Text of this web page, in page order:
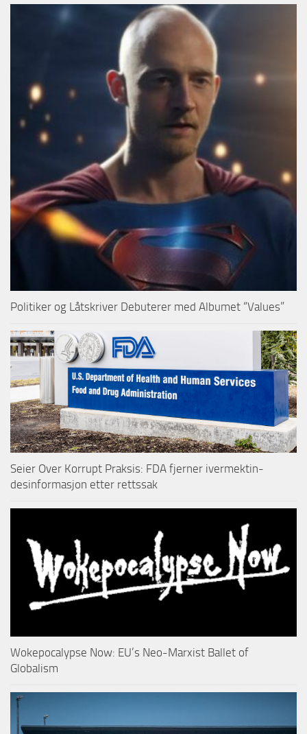
Politiker og Låtskriver Debuterer med Albumet “Values”
Seier Over Korrupt Praksis: FDA fjerner ivermektin-
desinformasjon etter rettssak
Wokepocalypse Now: EU’s Neo-Marxist Ballet of
Globalism